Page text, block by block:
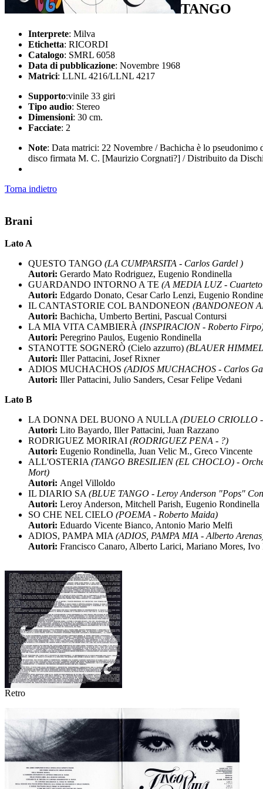
TANGO
Interprete: Milva
Etichetta: RICORDI
Catalogo: SMRL 6058
Data di pubblicazione: Novembre 1968
Matrici: LLNL 4216/LLNL 4217
Supporto:vinile 33 giri
Tipo audio: Stereo
Dimensioni: 30 cm.
Facciate: 2
Note: Data matrici: 22 Novembre / Bachicha è lo
disco firmata M. C. [Maurizio Corgnati?] / Distribuito da
Torna indietro
Brani
Lato A
QUESTO TANGO (LA CUMPARSITA - Carlos Gardel )
Autori: Gerardo Mato Rodriguez, Eugenio Rondinella
GUARDANDO INTORNO A TE (A MEDIA LUZ -
Autori: Edgardo Donato, Cesar Carlo Lenzi, Eugenio
IL CANTASTORIE COL BANDONEON (BANDONEON
Autori: Bachicha, Umberto Bertini, Pascual Contursi
LA MIA VITA CAMBIERÀ (INSPIRACION - Roberto
Autori: Peregrino Paulos, Eugenio Rondinella
STANOTTE SOGNERÒ (Cielo azzurro) (BLAUER HIMMEL
Autori: Iller Pattacini, Josef Rixner
ADIOS MUCHACHOS (ADIOS MUCHACHOS - Carlos
Autori: Iller Pattacini, Julio Sanders, Cesar Felipe Vedani
Lato B
LA DONNA DEL BUONO A NULLA (DUELO CRIOLLO
Autori: Lito Bayardo, Iller Pattacini, Juan Razzano
RODRIGUEZ MORIRAI (RODRIGUEZ PENA - ?)
Autori: Eugenio Rondinella, Juan Velic M., Greco Vincente
ALL'OSTERIA (TANGO BRESILIEN (EL CHOCLO) -
Mort)
Autori: Angel Villoldo
IL DIARIO SA (BLUE TANGO - Leroy Anderson "Pops"
Autori: Leroy Anderson, Mitchell Parish, Eugenio Rondinella
SO CHE NEL CIELO (POEMA - Roberto Maida)
Autori: Eduardo Vicente Bianco, Antonio Mario Melfi
ADIOS, PAMPA MIA (ADIOS, PAMPA MIA - Alberto
Autori: Francisco Canaro, Alberto Larici, Mariano Mores, Ivo
Retro